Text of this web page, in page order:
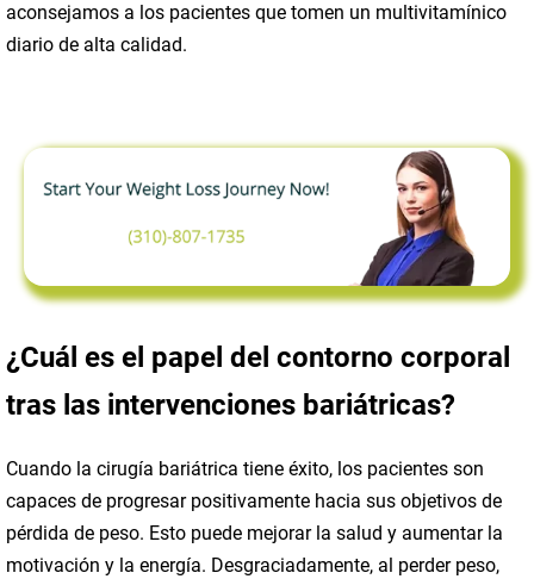
aconsejamos a los pacientes que tomen un multivitamínico
diario de alta calidad.
¿Cuál es el papel del contorno corporal
tras las intervenciones bariátricas?
Cuando la cirugía bariátrica tiene éxito, los pacientes son
capaces de progresar positivamente hacia sus objetivos de
pérdida de peso. Esto puede mejorar la salud y aumentar la
motivación y la energía. Desgraciadamente, al perder peso,